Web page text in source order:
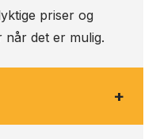
priser og
når det er mulig.
+